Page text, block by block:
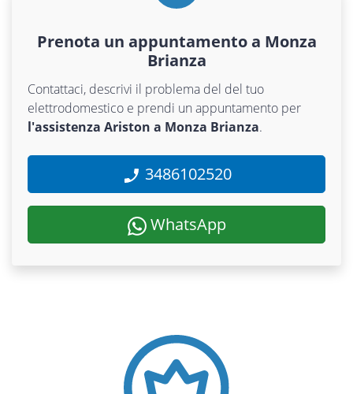
Prenota un appuntamento a Monza
Brianza
Contattaci, descrivi il problema del del tuo
elettrodomestico e prendi un appuntamento per
l'assistenza Ariston a Monza Brianza.
3486102520
WhatsApp